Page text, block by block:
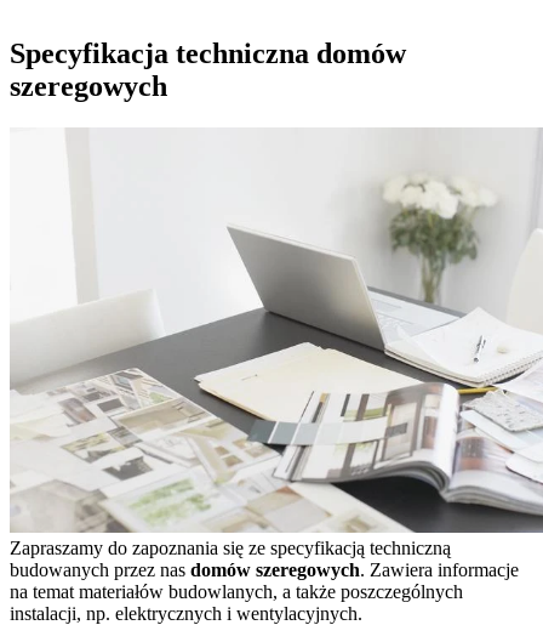
Specyfikacja techniczna domów
szeregowych
Zapraszamy do zapoznania się ze specyfikacją techniczną
budowanych przez nas domów szeregowych. Zawiera informacje
na temat materiałów budowlanych, a także poszczególnych
instalacji, np. elektrycznych i wentylacyjnych.